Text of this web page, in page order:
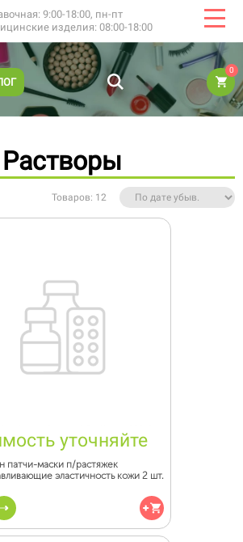
9:00-18:00, пн-пт
изделия: 08:00-18:00
0
Растворы
Товаров: 12
уточняйте
патчи-маски п/растяжек
эластичность кожи 2 шт.